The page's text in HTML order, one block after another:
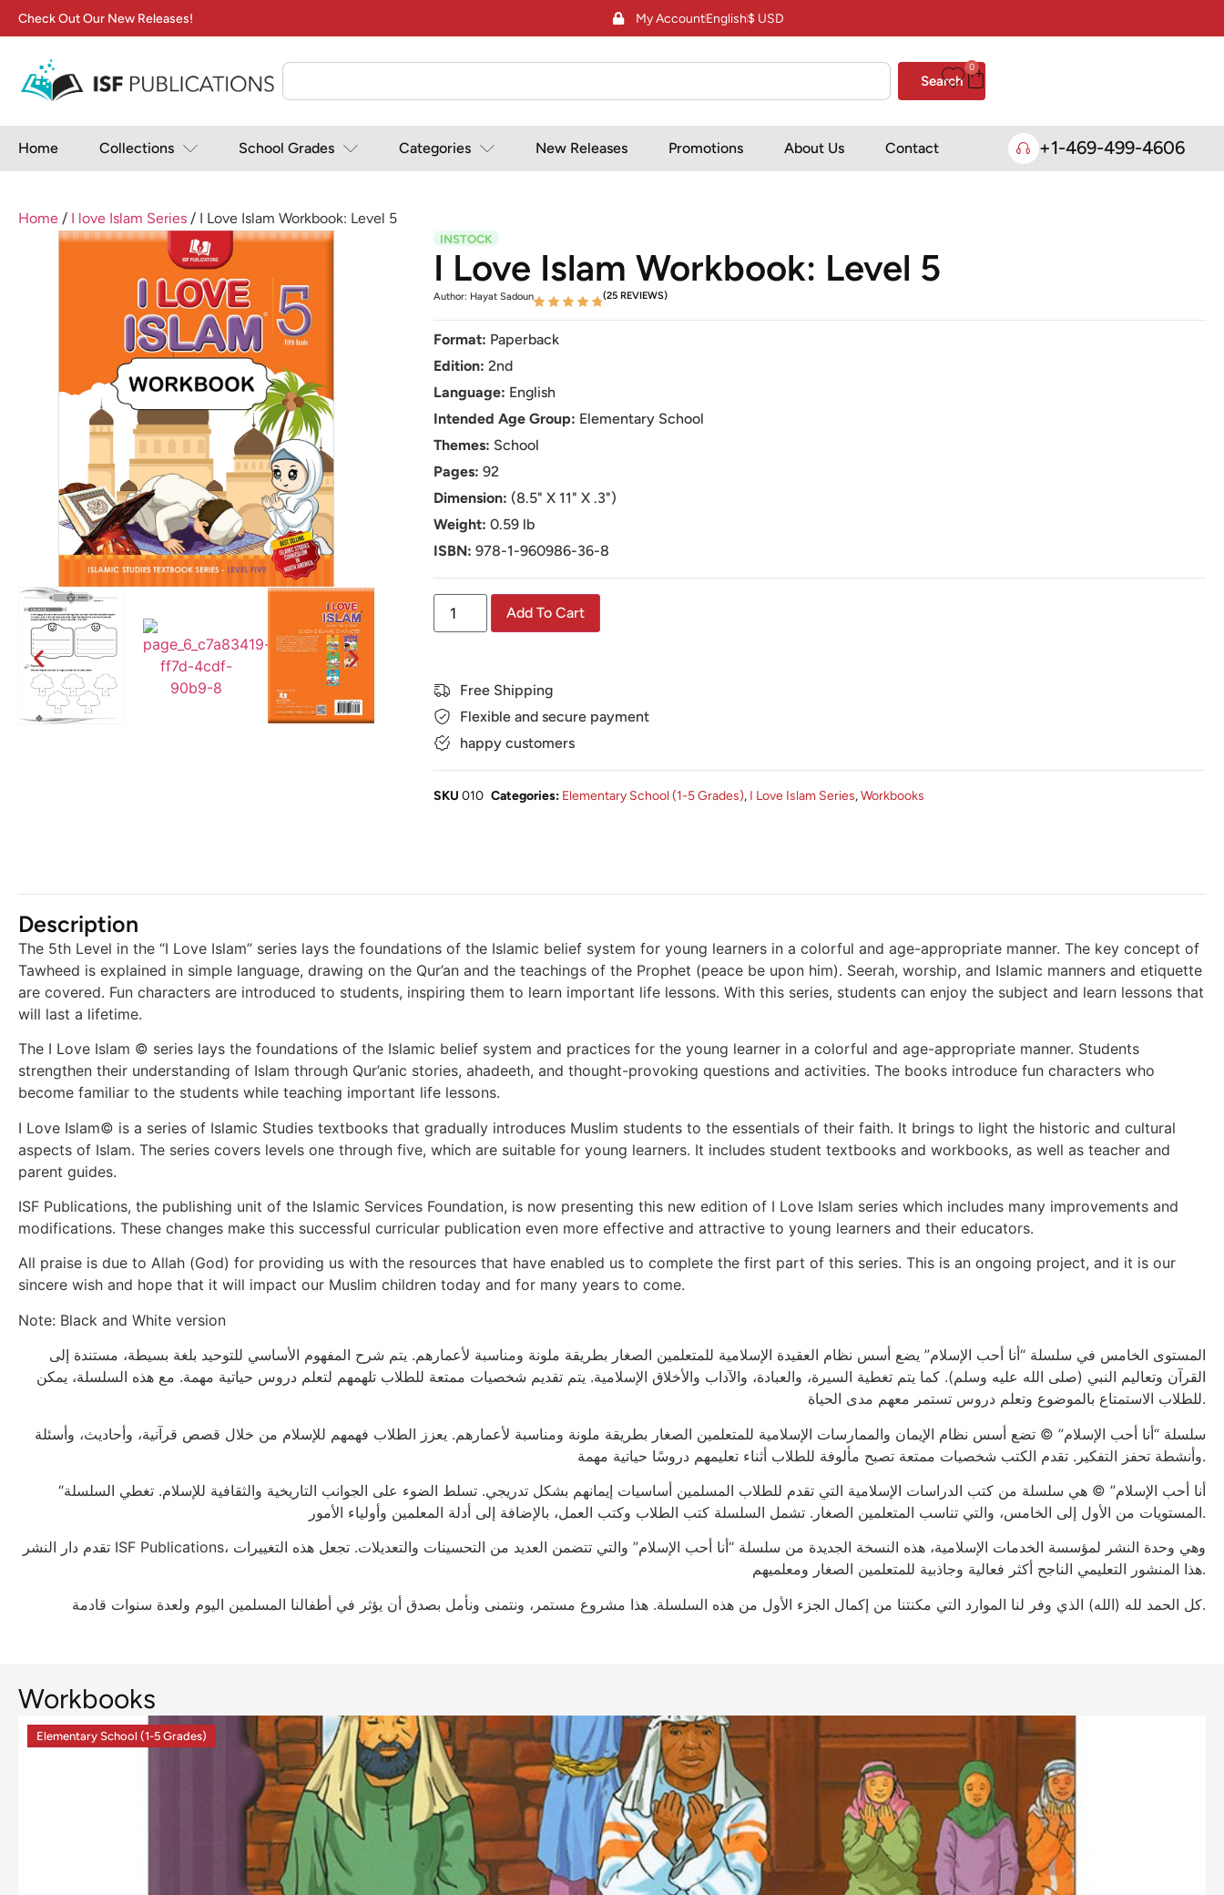
Check Out Our New Releases! My AccountEnglish$ USD
Search
0
Home Collections School Grades Categories New Releases Promotions About Us Contact +1-469-499-4606
Home / I love Islam Series / I Love Islam Workbook: Level 5
INSTOCK
I Love Islam Workbook: Level 5
Author: Hayat Sadoun (25 REVIEWS)
Format: Paperback
Edition: 2nd
Language: English
Intended Age Group: Elementary School
Themes: School
Pages: 92
Dimension: (8.5" X 11" X .3")
Weight: 0.59 lb
ISBN: 978-1-960986-36-8
Add To Cart
Free Shipping
Flexible and secure payment
happy customers
SKU010 Categories: Elementary School (1-5 Grades), I Love Islam Series,Workbooks
Description
The 5th Level in the “I Love Islam” series lays the foundations of the Islamic belief system for young learners in a colorful and age-appropriate manner. The key concept of
Tawheed is explained in simple language, drawing on the Qur’an and the teachings of the Prophet (peace be upon him). Seerah, worship, and Islamic manners and etiquette
are covered. Fun characters are introduced to students, inspiring them to learn important life lessons. With this series, students can enjoy the subject and learn lessons that
will last a lifetime.
The I Love Islam © series lays the foundations of the Islamic belief system and practices for the young learner in a colorful and age-appropriate manner. Students
strengthen their understanding of Islam through Qur’anic stories, ahadeeth, and thought-provoking questions and activities. The books introduce fun characters who
become familiar to the students while teaching important life lessons.
I Love Islam© is a series of Islamic Studies textbooks that gradually introduces Muslim students to the essentials of their faith. It brings to light the historic and cultural
aspects of Islam. The series covers levels one through five, which are suitable for young learners. It includes student textbooks and workbooks, as well as teacher and
parent guides.
ISF Publications, the publishing unit of the Islamic Services Foundation, is now presenting this new edition of I Love Islam series which includes many improvements and
modifications. These changes make this successful curricular publication even more effective and attractive to young learners and their educators.
All praise is due to Allah (God) for providing us with the resources that have enabled us to complete the first part of this series. This is an ongoing project, and it is our
sincere wish and hope that it will impact our Muslim children today and for many years to come.
Note: Black and White version
المستوى الخامس في سلسلة “أنا أحب الإسلام” يضع أسس نظام العقيدة الإسلامية للمتعلمين الصغار بطريقة ملونة ومناسبة لأعمارهم. يتم شرح المفهوم الأساسي للتوحيد بلغة بسيطة، مستندة إلى
القرآن وتعاليم النبي (صلى الله عليه وسلم). كما يتم تغطية السيرة، والعبادة، والآداب والأخلاق الإسلامية. يتم تقديم شخصيات ممتعة للطلاب تلهمهم لتعلم دروس حياتية مهمة. مع هذه السلسلة، يمكن
للطلاب الاستمتاع بالموضوع وتعلم دروس تستمر معهم مدى الحياة.
سلسلة “أنا أحب الإسلام” © تضع أسس نظام الإيمان والممارسات الإسلامية للمتعلمين الصغار بطريقة ملونة ومناسبة لأعمارهم. يعزز الطلاب فهمهم للإسلام من خلال قصص قرآنية، وأحاديث، وأسئلة
وأنشطة تحفز التفكير. تقدم الكتب شخصيات ممتعة تصبح مألوفة للطلاب أثناء تعليمهم دروسًا حياتية مهمة.
“أنا أحب الإسلام” © هي سلسلة من كتب الدراسات الإسلامية التي تقدم للطلاب المسلمين أساسيات إيمانهم بشكل تدريجي. تسلط الضوء على الجوانب التاريخية والثقافية للإسلام. تغطي السلسلة
المستويات من الأول إلى الخامس، والتي تناسب المتعلمين الصغار. تشمل السلسلة كتب الطلاب وكتب العمل، بالإضافة إلى أدلة المعلمين وأولياء الأمور.
تقدم دار النشر ISF Publications، وهي وحدة النشر لمؤسسة الخدمات الإسلامية، هذه النسخة الجديدة من سلسلة “أنا أحب الإسلام” والتي تتضمن العديد من التحسينات والتعديلات. تجعل هذه التغييرات
هذا المنشور التعليمي الناجح أكثر فعالية وجاذبية للمتعلمين الصغار ومعلميهم.
كل الحمد لله (الله) الذي وفر لنا الموارد التي مكنتنا من إكمال الجزء الأول من هذه السلسلة. هذا مشروع مستمر، ونتمنى ونأمل بصدق أن يؤثر في أطفالنا المسلمين اليوم ولعدة سنوات قادمة.
Workbooks
Elementary School (1-5 Grades)